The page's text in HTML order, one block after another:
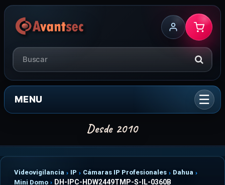
MENU
Videovigilancia IP Cámaras IP Profesionales
Dahua
Mini Domo
DH-IPC-HDW2449TMP-S-IL-0360B